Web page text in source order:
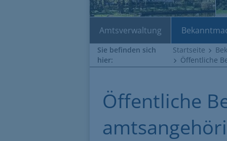
Amtsverwaltung
Sie befinden sich
hier:
Startseite
Öffentliche
Öffentliche